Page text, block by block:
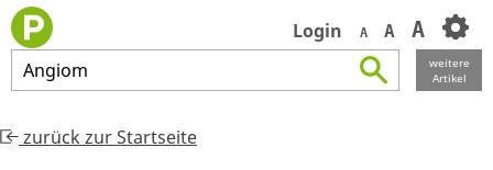
Login A A A
Angiom
weitere
Artikel
zurück zur Startseite